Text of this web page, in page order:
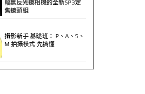
幅無反光鏡相機的全新SP3定
焦鏡頭組
攝影新手 基礎班： P、A、S、
M 拍攝模式 先搞懂